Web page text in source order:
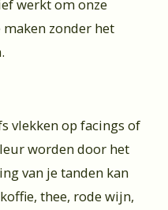
werkt om onze
zonder het
vlekken op facings of
worden door het
van je tanden kan
thee, rode wijn,